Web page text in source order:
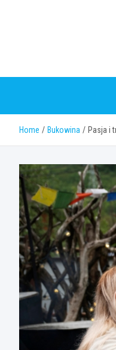
Home Bukowina Pasja i